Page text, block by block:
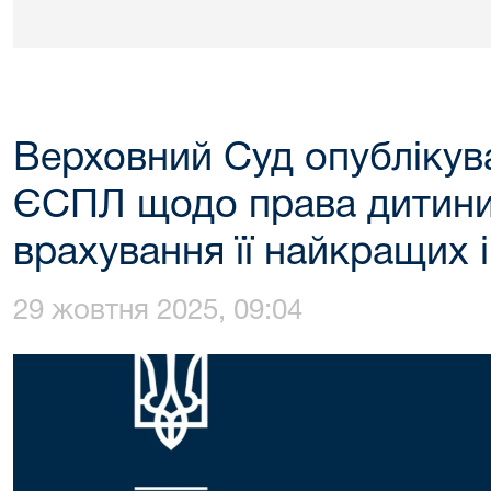
Верховний Суд
ЄСПЛ щодо права
врахування її найкращих
29 жовтня 2025, 09:04